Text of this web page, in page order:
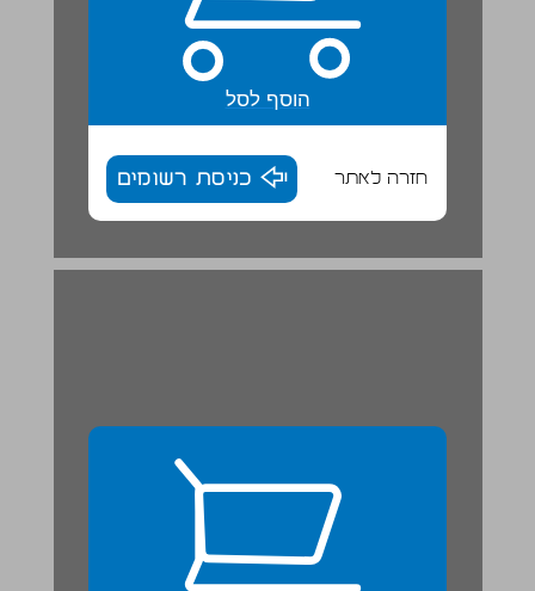
הוסף לסל
חזרה לאתר כניסת רשומים